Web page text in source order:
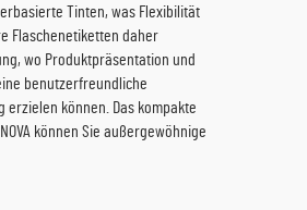
Tinten, was Flexibilität
Flaschenetiketten daher
wo Produktpräsentation und
benutzerfreundliche
können. Das kompakte
können Sie außergewöhnige